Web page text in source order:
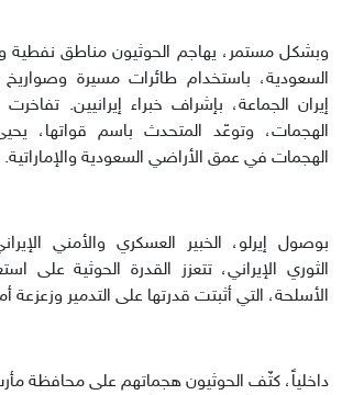
وبشكل مستمر، يهاجم الحوثيون مناطق نفطية
السعودية، باستخدام طائرات مسيرة وصواريخ
إيران الجماعة، بإشراف خبراء إيرانيين.
الهجمات، وتوعّد المتحدث باسم قواتها،
الهجمات في عمق الأراضي السعودية والإماراتية.
بوصول إيرلو، الخبير العسكري والأمني
الثوري الإيراني، تتعزز القدرة الحوثية على
الأسلحة، التي أثبتت قدرتها على التدمير وزعزعة
داخلياً، كثّف الحوثيون هجماتهم على محافظة